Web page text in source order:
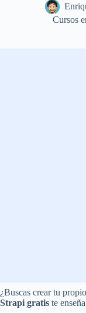
Cursos
¿Buscas crear tu
Strapi gratis te